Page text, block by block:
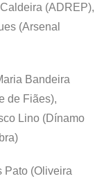
(ADREP),
(Arsenal
Bandeira
de Fiães),
Lino (Dínamo
Pato (Oliveira